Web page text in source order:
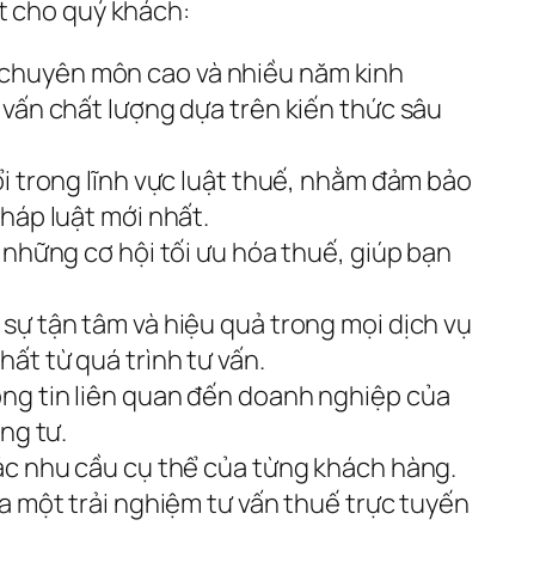
cho quý khách:
môn cao và nhiều năm kinh
chất lượng dựa trên kiến thức sâu
trong lĩnh vực luật thuế, nhằm đảm bảo
luật mới nhất.
cơ hội tối ưu hóa thuế, giúp bạn
tận tâm và hiệu quả trong mọi dịch vụ
từ quá trình tư vấn.
tin liên quan đến doanh nghiệp của
tư.
nhu cầu cụ thể của từng khách hàng.
một trải nghiệm tư vấn thuế trực tuyến